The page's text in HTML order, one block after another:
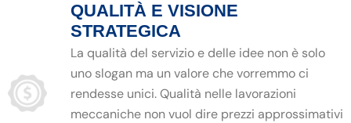
QUALITÀ E VISIONE
STRATEGICA
La qualità del servizio e delle idee non è solo
uno slogan ma un valore che vorremmo ci
rendesse unici. Qualità nelle lavorazioni
meccaniche non vuol dire prezzi approssimativi